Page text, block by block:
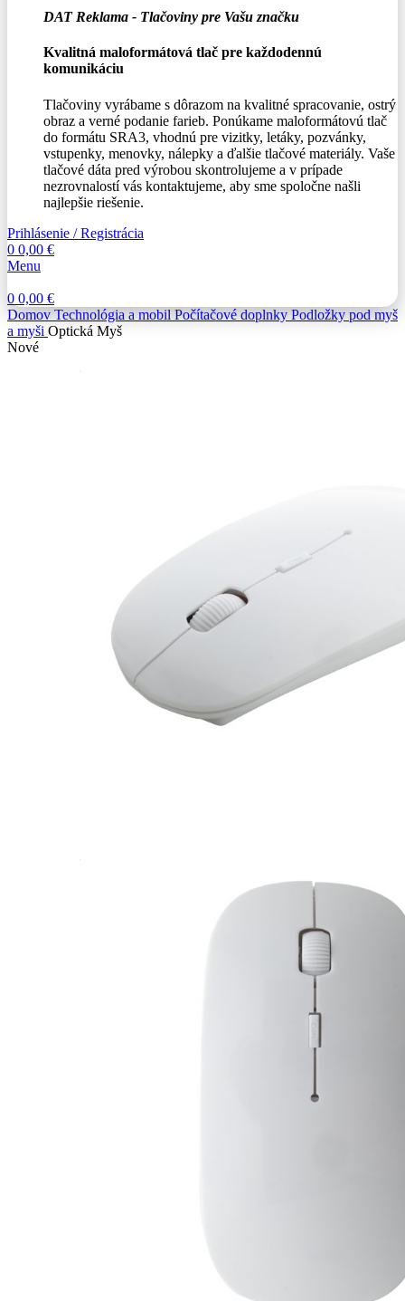
DAT Reklama - Tlačoviny pre Vašu značku
Kvalitná maloformátová tlač pre každodennú
komunikáciu
Tlačoviny vyrábame s dôrazom na kvalitné spracovanie, ostrý
obraz a verné podanie farieb. Ponúkame maloformátovú tlač
do formátu SRA3, vhodnú pre vizitky, letáky, pozvánky,
vstupenky, menovky, nálepky a ďalšie tlačové materiály. Vaše
tlačové dáta pred výrobou skontrolujeme a v prípade
nezrovnalostí vás kontaktujeme, aby sme spoločne našli
najlepšie riešenie.
Prihlásenie / Registrácia
0 0,00 €
Menu
0 0,00 €
Domov Technológia a mobil Počítačové doplnky Podložky pod myš
a myši Optická Myš
Nové